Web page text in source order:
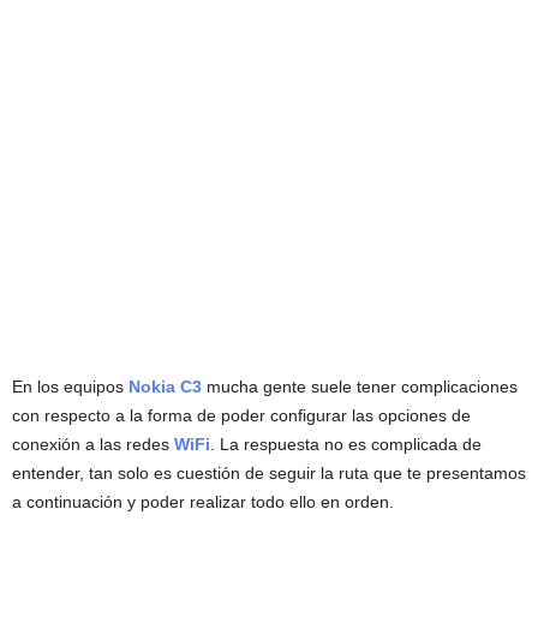
En los equipos Nokia C3 mucha gente suele tener complicaciones
con respecto a la forma de poder configurar las opciones de
conexión a las redes WiFi . La respuesta no es complicada de
entender, tan solo es cuestión de seguir la ruta que te presentamos
a continuación y poder realizar todo ello en orden.